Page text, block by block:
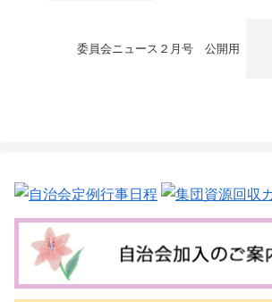
委員会ニュース２月号 公開用